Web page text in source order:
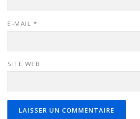
E-MAIL *
SITE WEB